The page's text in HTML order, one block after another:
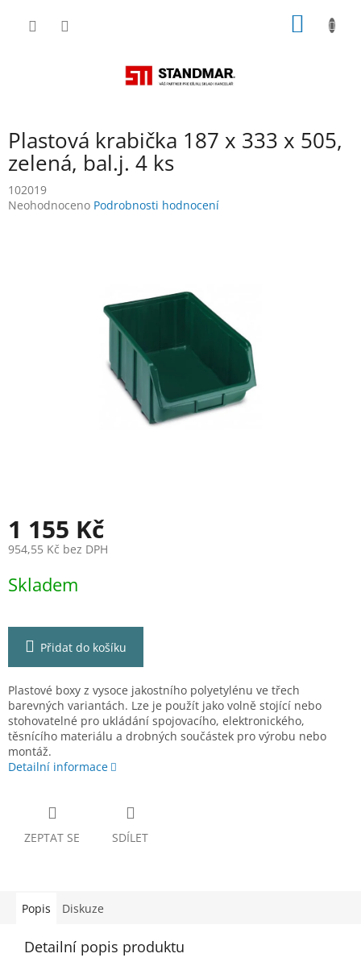
Plastová krabička 187 x 333 x 505,
zelená, bal.j. 4 ks
102019
Průměrné
Neohodnoceno Podrobnosti hodnocení
1 155 Kč
954,55 Kč bez DPH
cena:
Skladem
Přidat do košíku
Plastové boxy z vysoce jakostního polyetylénu ve třech
barevných variantách. Lze je použít jako volně stojící nebo
stohovatelné pro ukládání spojovacího, elektronického,
těsnícího materiálu a drobných součástek pro výrobu nebo
montáž.
Detailní informace
ZEPTAT SE SDÍLET
Popis Diskuze
Detailní popis produktu